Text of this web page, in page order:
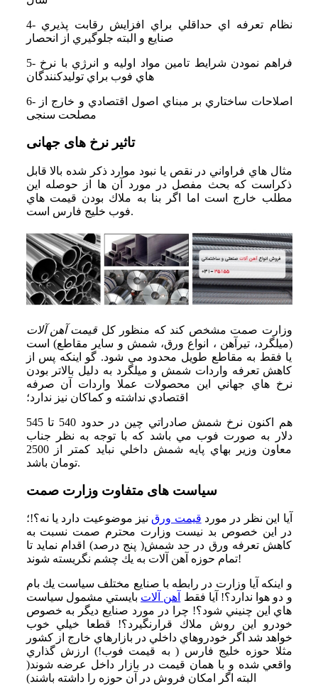
4- نظام تعرفه اي حداقلي براي افزايش رقابت پذيري
صنايع و البته جلوگيري از انحصار
5- فراهم نمودن شرايط تامين مواد اوليه و انرژي با نرخ
هاي فوب براي توليدكنندگان
6- اصلاحات ساختاري بر مبناي اصول اقتصادي و خارج از
مصلحت سنجی
تاثیر نرخ های جهانی
مثال هاي فراواني در نقص يا نبود موارد ذكر شده بالا قابل
ذكراست كه بحث مفصل در مورد آن ها از حوصله اين
مطلب خارج است اما اگر بنا به ملاك بودن قيمت هاي
فوب خليج فارس است.
وزارت صمت مشخص كند كه منظور كل قیمت آهن آلات
(ميلگرد، تيرآهن ، انواع ورق، شمش و ساير مقاطع) است
يا فقط به مقاطع طويل محدود مي شود. گو اينكه پس از
كاهش تعرفه واردات شمش و ميلگرد به دليل بالاتر بودن
نرخ هاي جهاني اين محصولات عملا واردات آن صرفه
اقتصادي نداشته و كماكان نيز ندارد؛
هم اكنون نرخ شمش صادراتي چين در حدود 540 تا 545
دلار به صورت فوب مي باشد كه با توجه به نظر جناب
معاون وزير بهاي پايه شمش داخلي نبايد كمتر از 2500
تومان باشد.
سیاست های متفاوت وزارت صمت
آيا اين نظر در مورد قيمت ورقنيز موضوعيت دارد يا نه؟!؛
در اين خصوص بد نيست وزارت محترم صمت نسبت به
كاهش تعرفه ورق در حد شمش( پنج درصد) اقدام نمايد تا
تمام حوزه آهن آلات به يك چشم نگريسته شوند!
و اينكه آيا وزارت در رابطه با صنايع مختلف سياست يك بام
و دو هوا ندارد؟! آيا فقط آهن آلات بايستي مشمول سياست
هاي اين چنيني شود؟! چرا در مورد صنايع ديگر به خصوص
خودرو اين روش ملاك قرارنگيرد؟! قطعا خيلي خوب
خواهد شد اگر خودروهاي داخلي در بازارهاي خارج از كشور
مثلا حوزه خليج فارس ( به قيمت فوب!) ارزش گذاري
واقعي شده و با همان قيمت در بازار داخل عرضه شوند(
البته اگر امكان فروش در آن حوزه را داشته باشند)